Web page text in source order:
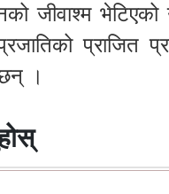
जीवाश्म
प्राजित
।